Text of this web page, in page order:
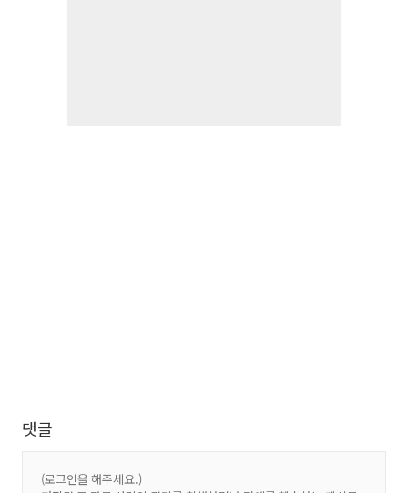
댓글